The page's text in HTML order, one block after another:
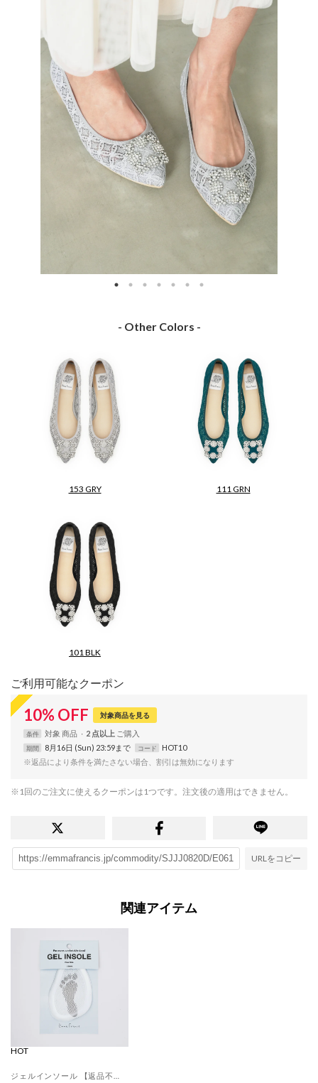
- Other Colors -
153 GRY 111 GRN
101 BLK
ご利用可能なクーポン
10% OFF 対象商品を見る
条件 対象 商品 2 点以上
期間 8月16日 (Sun) 23:59まで コード
HOT10
※返品により条件を満たさない場合、割引は無効になります
※1回のご注文に使えるクーポンは1つです。注文後の適用はできません。
URLをコピー
関連アイテム
HOT